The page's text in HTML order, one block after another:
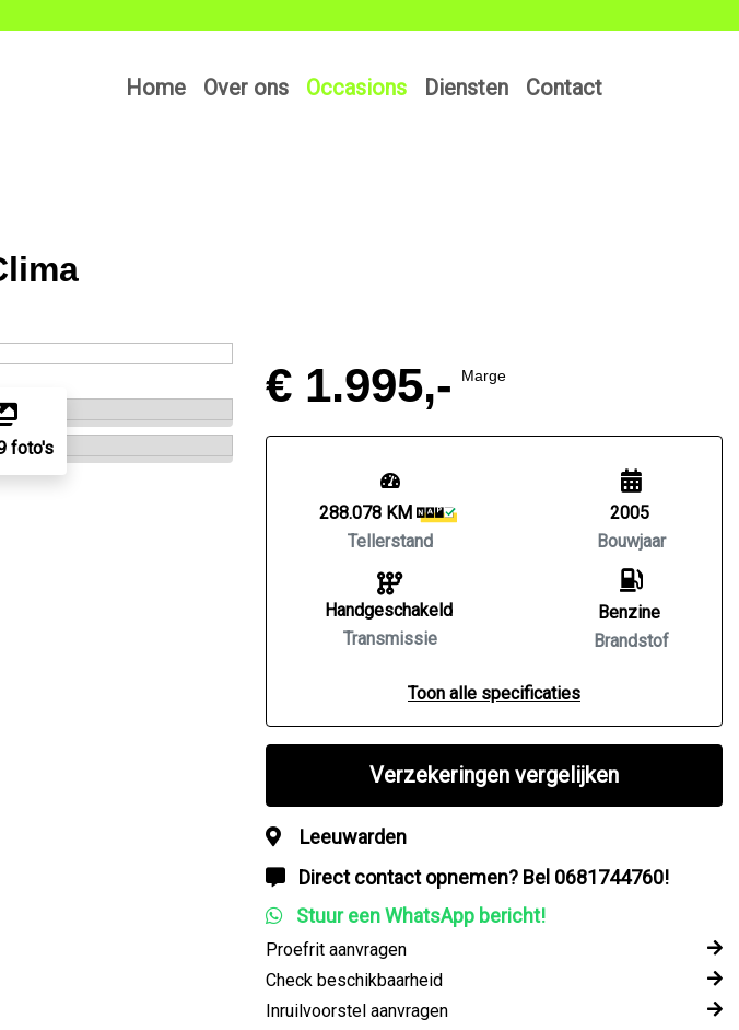
Home Over ons Occasions Diensten Contact
foto's
€ 1.995,- Marge
288.078 KM
Tellerstand
Handgeschakeld
Transmissie
2005
Bouwjaar
Benzine
Brandstof
Toon alle specificaties
Verzekeringen vergelijken
Leeuwarden
Direct contact opnemen? Bel 0681744760!
Stuur een WhatsApp bericht!
Proefrit aanvragen
Check beschikbaarheid
Inruilvoorstel aanvragen